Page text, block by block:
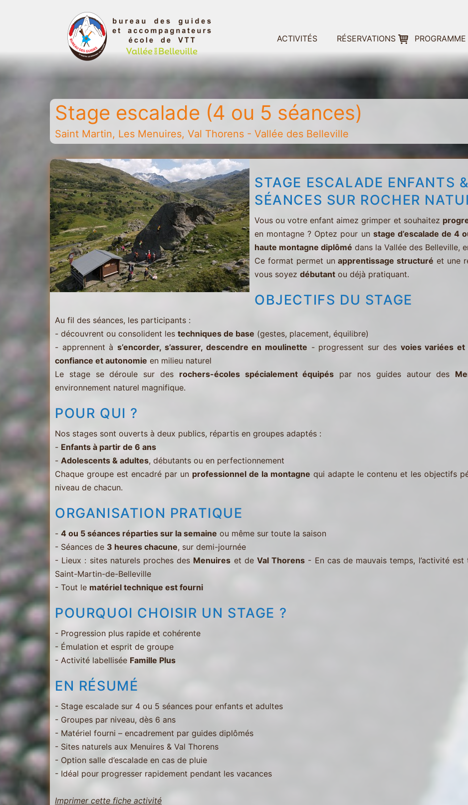
Bureau
guides
et
accompagnateurs
de
la
vallée
des
Belleville
-
Saint
Martin
-
Les
Menuires
-
Thorens
ACTIVITÉS RÉSERVATIONS PROGRAMME
Stage escalade (4 ou 5 séances)
Saint Martin, Les Menuires, Val Thorens - Vallée des Belleville
STAGE ESCALADE ENFANTS
SÉANCES SUR ROCHER
Vous ou votre enfant aimez grimper et souhaitez
en montagne ? Optez pour un stage d’escalade de 4
haute montagne diplômé dans la Vallée des Belleville,
Ce format permet unapprentissage structuré et une
vous soyez débutant ou déjà pratiquant.
OBJECTIFS DU STAGE
Au fil des séances, les participants :
- découvrent ou consolident les techniques de base (gestes, placement, équilibre)
- apprennent às’encorder, s’assurer, descendre en moulinette - progressent sur des voies variées et
confiance et autonomie en milieu naturel
Le stage se déroule sur des rochers-écoles spécialement équipés par nos guides autour des
environnement naturel magnifique.
POUR QUI ?
Nos stages sont ouverts à deux publics, répartis en groupes adaptés :
- Enfants à partir de 6 ans
- Adolescents & adultes, débutants ou en perfectionnement
Chaque groupe est encadré par un professionnel de la montagne qui adapte le contenu et les objectifs
niveau de chacun.
ORGANISATION PRATIQUE
- 4 ou 5 séances réparties sur la semaine ou même sur toute la saison
- Séances de 3 heures chacune, sur demi-journée
- Lieux : sites naturels proches des Menuires et deVal Thorens - En cas de mauvais temps, l’activité est
Saint-Martin-de-Belleville
- Tout le matériel technique est fourni
POURQUOI CHOISIR UN STAGE ?
- Progression plus rapide et cohérente
- Émulation et esprit de groupe
- Activité labellisée Famille Plus
EN RÉSUMÉ
- Stage escalade sur 4 ou 5 séances pour enfants et adultes
- Groupes par niveau, dès 6 ans
- Matériel fourni – encadrement par guides diplômés
- Sites naturels aux Menuires & Val Thorens
- Option salle d’escalade en cas de pluie
- Idéal pour progresser rapidement pendant les vacances
Imprimer cette fiche activité